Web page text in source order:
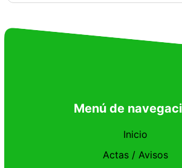
Menú de
Inicio
Actas / Avisos